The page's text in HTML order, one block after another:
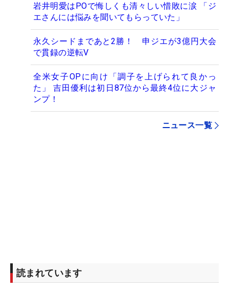
岩井明愛はPOで悔しくも清々しい惜敗に涙 「ジ
エさんには悩みを聞いてもらっていた」
永久シードまであと2勝！ 申ジエが3億円大会
で貫録の逆転V
全米女子OPに向け「調子を上げられて良かっ
た」 吉田優利は初日87位から最終4位に大ジャ
ンプ！
ニュース一覧
読まれています